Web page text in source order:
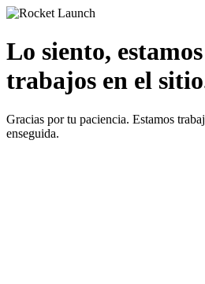
Lo siento,
trabajos en el
Gracias por tu paciencia. Estamos
enseguida.